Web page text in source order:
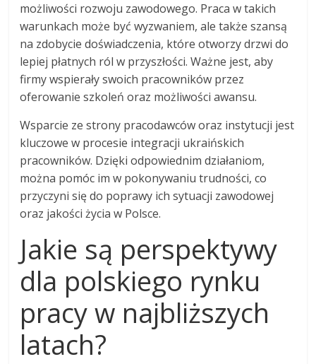
możliwości rozwoju zawodowego. Praca w takich
warunkach może być wyzwaniem, ale także szansą
na zdobycie doświadczenia, które otworzy drzwi do
lepiej płatnych ról w przyszłości. Ważne jest, aby
firmy wspierały swoich pracowników przez
oferowanie szkoleń oraz możliwości awansu.
Wsparcie ze strony pracodawców oraz instytucji jest
kluczowe w procesie integracji ukraińskich
pracowników. Dzięki odpowiednim działaniom,
można pomóc im w pokonywaniu trudności, co
przyczyni się do poprawy ich sytuacji zawodowej
oraz jakości życia w Polsce.
Jakie są perspektywy
dla polskiego rynku
pracy w najbliższych
latach?